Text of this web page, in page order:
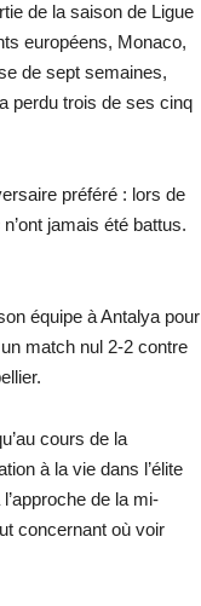
de la saison de Ligue
européens, Monaco,
de sept semaines,
perdu trois de ses cinq
préféré : lors de
n’ont jamais été battus.
équipe à Antalya pour
match nul 2-2 contre
cours de la
à la vie dans l’élite
de la mi-
concernant où voir